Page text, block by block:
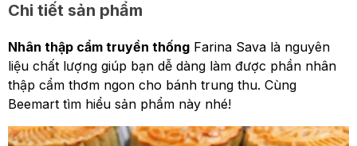
Chi tiết sản phẩm
Nhân thập cẩm truyền thống Farina Sava là nguyên
liệu chất lượng giúp bạn dễ dàng làm được phần nhân
thập cẩm thơm ngon cho bánh trung thu. Cùng
Beemart tìm hiểu sản phẩm này nhé!